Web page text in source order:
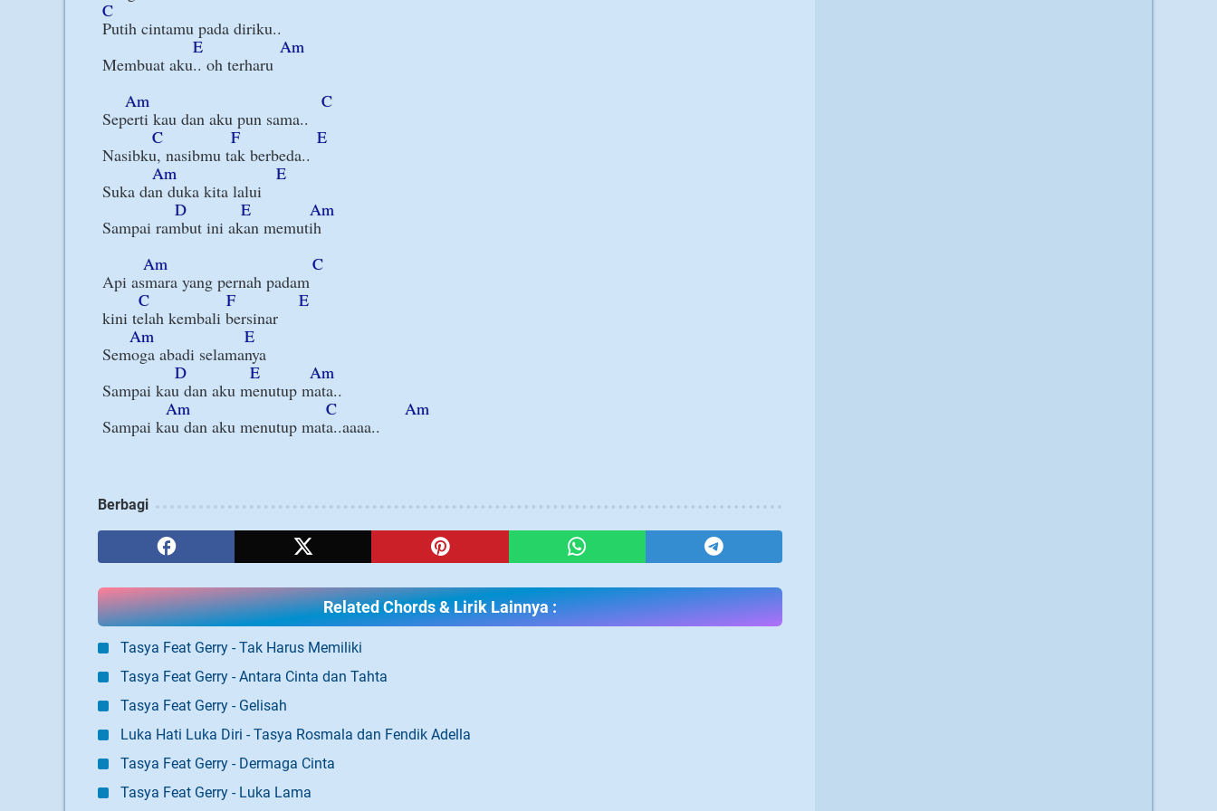
C
Putih cintamu pada diriku..
E
Am
Membuat aku.. oh terharu
Am
C
Seperti kau dan aku pun sama..
C
F
E
Nasibku, nasibmu tak berbeda..
Am
E
Suka dan duka kita lalui
D
E
Am
Sampai rambut ini akan memutih
Am
C
Api asmara yang pernah padam
C
F
E
kini telah kembali bersinar
Am
E
Semoga abadi selamanya
D
E
Am
Sampai kau dan aku menutup mata..
Am
C
Am
Berbagi
Related Chords & Lirik Lainnya :
Tasya Feat Gerry - Tak Harus Memiliki
Tasya Feat Gerry - Antara Cinta dan Tahta
Tasya Feat Gerry - Gelisah
Luka Hati Luka Diri - Tasya Rosmala dan Fendik Adella
Tasya Feat Gerry - Dermaga Cinta
Tasya Feat Gerry - Luka Lama